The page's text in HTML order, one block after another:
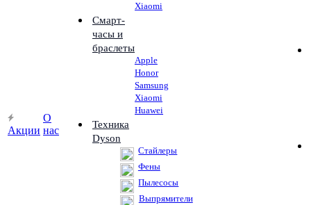
Акции
О
нас
Xiaomi
Смарт-
часы и
браслеты
Apple
Honor
Samsung
Xiaomi
Huawei
Техника
Dyson
Стайлеры
Фены
Пылесосы
Выпрямители